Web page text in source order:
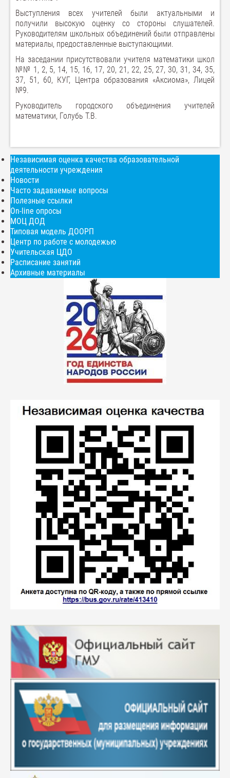
Выступления всех учителей были актуальными и
получили высокую оценку со стороны слушателей.
Руководителям школьных объединений были отправлены
материалы, предоставленные выступающими.
На заседании присутствовали учителя математики школ
№№ 1, 2, 5, 14, 15, 16, 17, 20, 21, 22, 25, 27, 30, 31, 34, 35,
37, 51, 60, КУГ, Центра образования «Аксиома», Лицей
№9.
Руководитель городского объединения учителей
математики, Голубь Т.В.
Независимая оценка качества образовательной
деятельности учреждения
Новости
Часто задаваемые вопросы
Полезные ссылки
On-line опросы
МОЦ ДОД
Типовая модель ДООРП
Центр по работе с молодежью
Учительская ЦДО
Расписание занятий
Архивные материалы